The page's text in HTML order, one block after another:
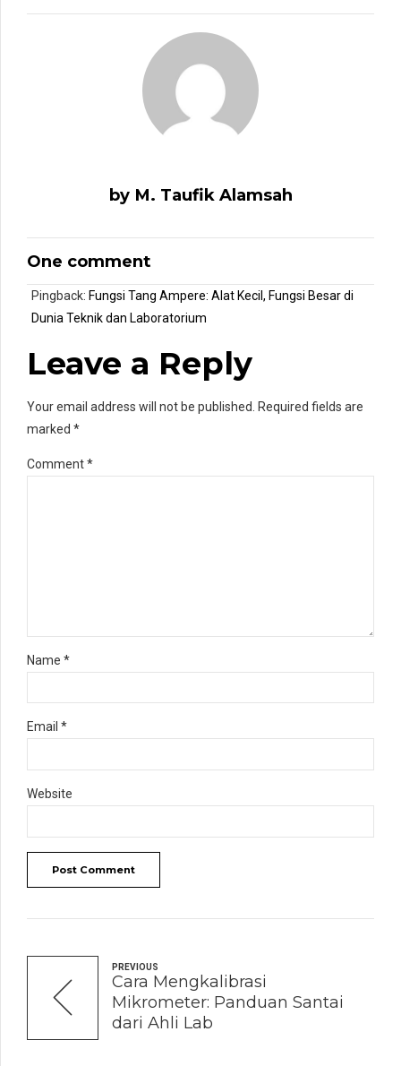
by M. Taufik Alamsah
One comment
Pingback: Fungsi Tang Ampere: Alat Kecil, Fungsi Besar di
Dunia Teknik dan Laboratorium
Leave a Reply
Your email address will not be published. Required fields are
marked *
Comment*
Name *
Email *
Website
Post Comment
PREVIOUS
Cara Mengkalibrasi
Mikrometer: Panduan Santai
dari Ahli Lab